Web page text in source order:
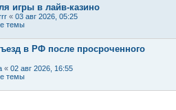
игры в лайв-казино
« 03 авг 2026, 05:25
темы
в РФ после просроченного
« 02 авг 2026, 16:55
темы